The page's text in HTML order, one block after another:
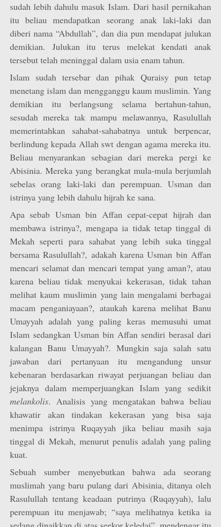
sudah lebih dahulu masuk Islam. Dari hasil pernikahan
itu beliau mendapatkan seorang anak laki-laki dan
diberi nama “Abdullah”, dan dia pun mendapat julukan
demikian. Julukan itu terus melekat kendati anak
tersebut telah meninggal dalam usia enam tahun.
Islam sudah tersebar dan pihak Quraisy pun tetap
menetang islam dan mengganggu kaum muslimin. Yang
demikian itu berlangsung selama bertahun-tahun,
sesudah mereka tak mampu melawannya, Rasulullah
memerintahkan sahabat-sahabatnya untuk berpencar,
berlindung kepada Allah swt dengan agama mereka itu.
Beliau menyarankan sebagian dari mereka pergi ke
Abisinia. Mereka yang berangkat mula-mula berjumlah
sebelas orang laki-laki dan perempuan. Usman dan
istrinya yang lebih dahulu hijrah ke sana.
Apa sebab Usman bin Affan cepat-cepat hijrah dan
membawa istrinya?, mengapa ia tidak tetap tinggal di
Mekah seperti para sahabat yang lebih suka tinggal
bersama Rasulullah?, adakah karena Usman bin Affan
mencari selamat dan mencari tempat yang aman?, atau
karena beliau tidak menyukai kekerasan, tidak tahan
melihat kaum muslimin yang lain mengalami berbagai
macam penganiayaan?, ataukah karena melihat Banu
Umayyah adalah yang paling keras memusuhi umat
Islam sedangkan Usman bin Affan sendiri berasal dari
kalangan Banu Umayyah?. Mungkin saja salah satu
jawaban dari pertanyaan itu mengandung unsur
kebenaran berdasarkan riwayat perjuangan beliau dan
jejaknya dalam memperjuangkan Islam yang sedikit
melankolis. Analisis yang mengatakan bahwa beliau
khawatir akan tindakan kekerasan yang bisa saja
menimpa istrinya Ruqayyah jika beliau masih saja
tinggal di Mekah, menurut penulis adalah yang paling
kuat.
Sebuah sumber menyebutkan bahwa ada seorang
muslimah yang baru pulang dari Abisinia, ditanya oleh
Rasulullah tentang keadaan putrinya (Ruqayyah), lalu
perempuan itu menjawab; “saya melihatnya ketika ia